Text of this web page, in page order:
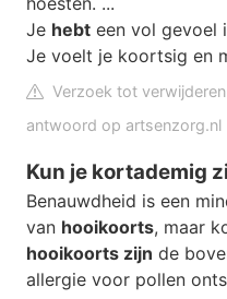
Je hebt een vol gevoel
Je voelt je koortsig en
Verzoek tot
antwoord op artsenzorg.nl
Kun je kortademig
Benauwdheid is een
van hooikoorts, maar
hooikoorts zijn de
allergie voor pollen